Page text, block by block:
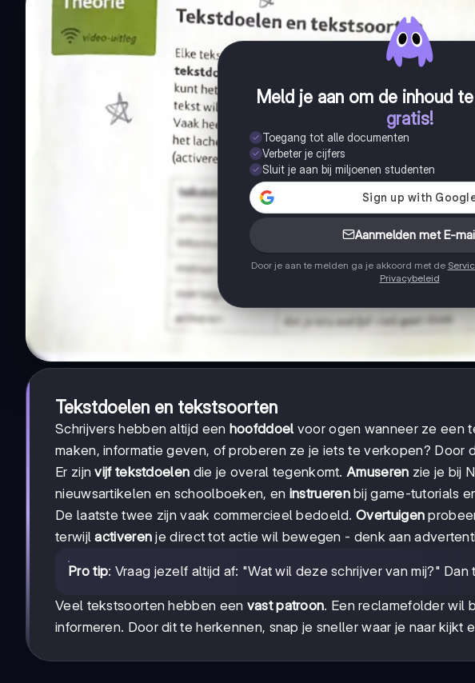
Meld je aan om de inhoud
gratis!
Toegang tot alle documenten
Verbeter je cijfers
Sluit je aan bij miljoenen studenten
Aanmelden met E-
Door je aan te melden ga je akkoord met de
Privacybeleid
Tekstdoelen en tekstsoorten
Schrijvers hebben altijd een hoofddoel voor ogen wanneer ze een
maken, informatie geven, of proberen ze je iets te verkopen? Door
Er zijnvijf tekstdoelen die je overal tegenkomt.Amuseren zie je bij
nieuwsartikelen en schoolboeken, en instruerenbij game-tutorials
De laatste twee zijn vaak commercieel bedoeld.Overtuigen
terwijlactiveren je direct tot actie wil bewegen - denk aan
Pro tip: Vraag jezelf altijd af: "Wat wil deze schrijver van mij?"
Veel tekstsoorten hebben een vast patroon. Een reclamefolder wil
informeren. Door dit te herkennen, snap je sneller waar je naar